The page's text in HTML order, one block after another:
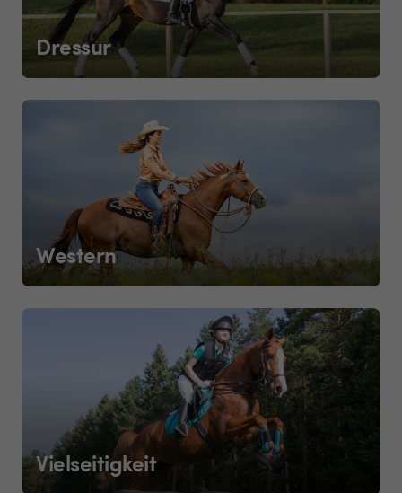
Dressur
Western
Vielseitigkeit